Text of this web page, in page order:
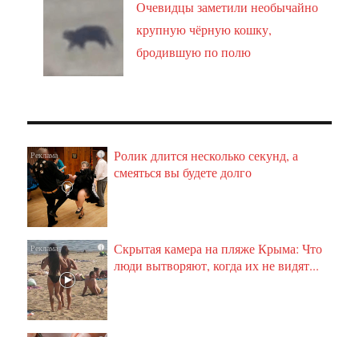
Очевидцы заметили необычайно
крупную чёрную кошку,
бродившую по полю
i
Ролик длится несколько секунд, а
смеяться вы будете долго
i
Скрытая камера на пляже Крыма: Что
люди вытворяют, когда их не видят...